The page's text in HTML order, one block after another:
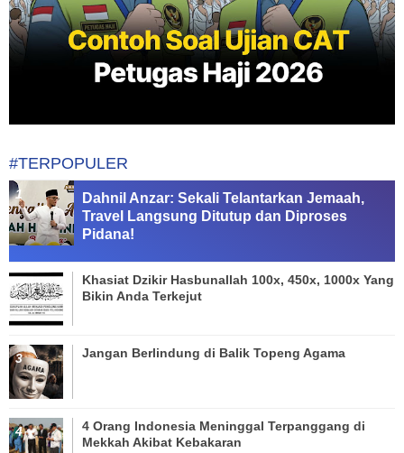
#TERPOPULER
Dahnil Anzar: Sekali Telantarkan Jemaah,
Travel Langsung Ditutup dan Diproses
Pidana!
Khasiat Dzikir Hasbunallah 100x, 450x, 1000x Yang
Bikin Anda Terkejut
Jangan Berlindung di Balik Topeng Agama
4 Orang Indonesia Meninggal Terpanggang di
Mekkah Akibat Kebakaran